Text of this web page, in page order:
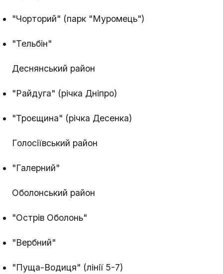
"Чорторий" (парк "Муромець")
"Тельбін"
Деснянський район
"Райдуга" (річка Дніпро)
"Троєщина" (річка Десенка)
Голосіївський район
"Галерний"
Оболонський район
"Острів Оболонь"
"Вербний"
"Пуща-Водиця" (лінії 5-7)